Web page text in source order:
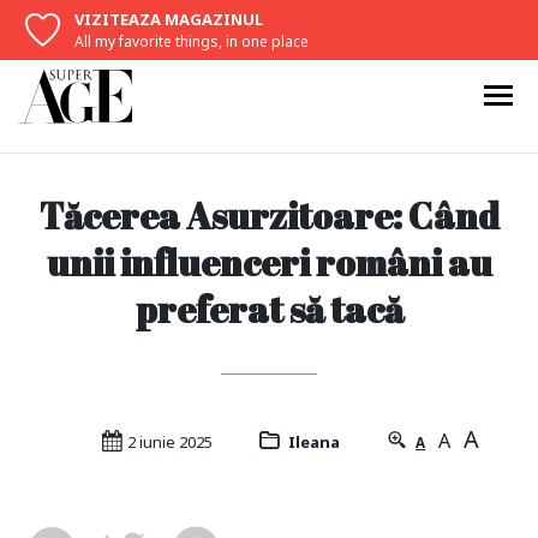
VIZITEAZA MAGAZINUL
All my favorite things, in one place
Tăcerea Asurzitoare: Când
unii influenceri români au
preferat să tacă
2 iunie 2025 Ileana A A A